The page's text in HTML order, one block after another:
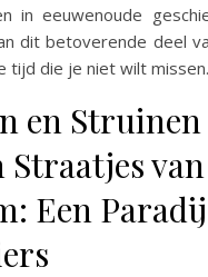
in eeuwenoude
dit betoverende deel
tijd die je niet wilt missen.
en
Straatjes van
Een